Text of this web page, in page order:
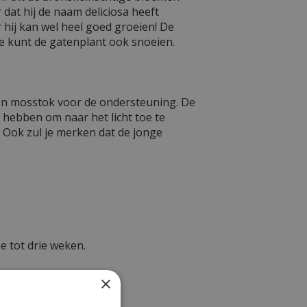
hij de naam deliciosa heeft
kan wel heel goed groeien! De
kunt de gatenplant ook snoeien.
mosstok voor de ondersteuning. De
om naar het licht toe te
zul je merken dat de jonge
tot drie weken.
×